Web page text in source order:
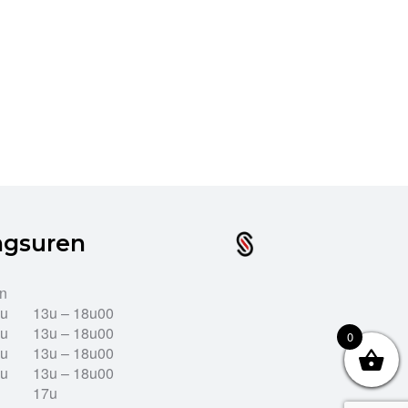
13u – 18u00
13u – 18u00
13u – 18u00
13u – 18u00
17u
0